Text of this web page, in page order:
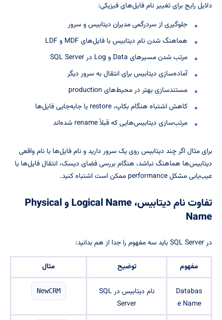
دلایل رایج برای تغییر نام فایل‌های فیزیکی:
جلوگیری از سردرگمی مدیران دیتابیس و سرور
هماهنگ شدن نام دیتابیس با فایل‌های MDF و LDF
مرتب شدن مسیرهای Data و Log در SQL Server
آماده‌سازی دیتابیس برای انتقال به سرور دیگر
مستندسازی بهتر در محیط‌های production
کاهش اشتباه هنگام بکاپ، restore یا جابه‌جایی فایل‌ها
مرتب‌سازی دیتابیس‌هایی که قبلاً rename شده‌اند
برای مثال اگر چند دیتابیس روی یک سرور دارید و نام فایل‌ها با نام واقعی
دیتابیس‌ها هماهنگ نباشد، هنگام بررسی فضای دیسک، انتقال فایل‌ها یا
عیب‌یابی مشکل performance ممکن است اشتباه کنید.
تفاوت نام دیتابیس، Logical Name و Physical
Name
در SQL Server باید سه مفهوم را جدا از هم بدانید:
مفهوم توضیح مثال
Databas
e Name
نام دیتابیس در SQL
Server
NewCRM